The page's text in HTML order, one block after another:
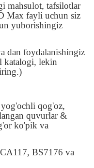
mahsulot, tafsilotlar
Max fayli uchun siz
yuborishingiz
dan foydalanishingiz
katalogi, lekin
qog'oz,
quvurlar &
ko'pik va
BS7176 va